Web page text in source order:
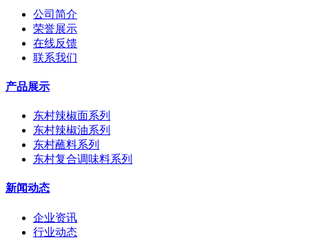
公司简介
荣誉展示
在线反馈
联系我们
产品展示
东村辣椒面系列
东村辣椒油系列
东村蘸料系列
东村复合调味料系列
新闻动态
企业资讯
行业动态